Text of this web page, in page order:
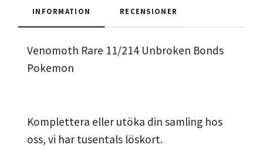
INFORMATION RECENSIONER
Venomoth Rare 11/214 Unbroken Bonds
Pokemon
Komplettera eller utöka din samling hos
oss, vi har tusentals löskort.